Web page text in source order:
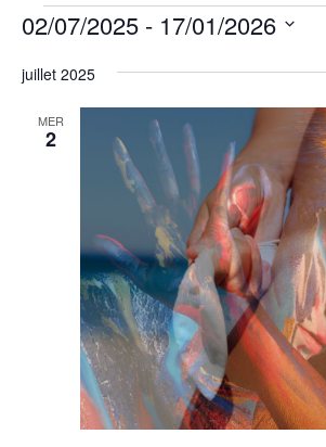
Évènements
02/07/2025 - 17/01/2026
une
date.
juillet 2025
MER
2